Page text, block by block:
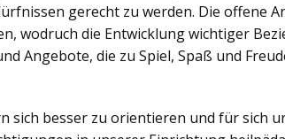
gerecht zu werden. Die offene
wodruch die Entwicklung wichtiger
Angebote, die zu Spiel, Spaß und
sich besser zu orientieren und für sich